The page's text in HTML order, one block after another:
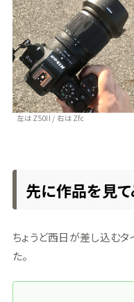
左はZ50II / 右はZfc
先に作品を見て
ちょうど西日が差し込む
た。